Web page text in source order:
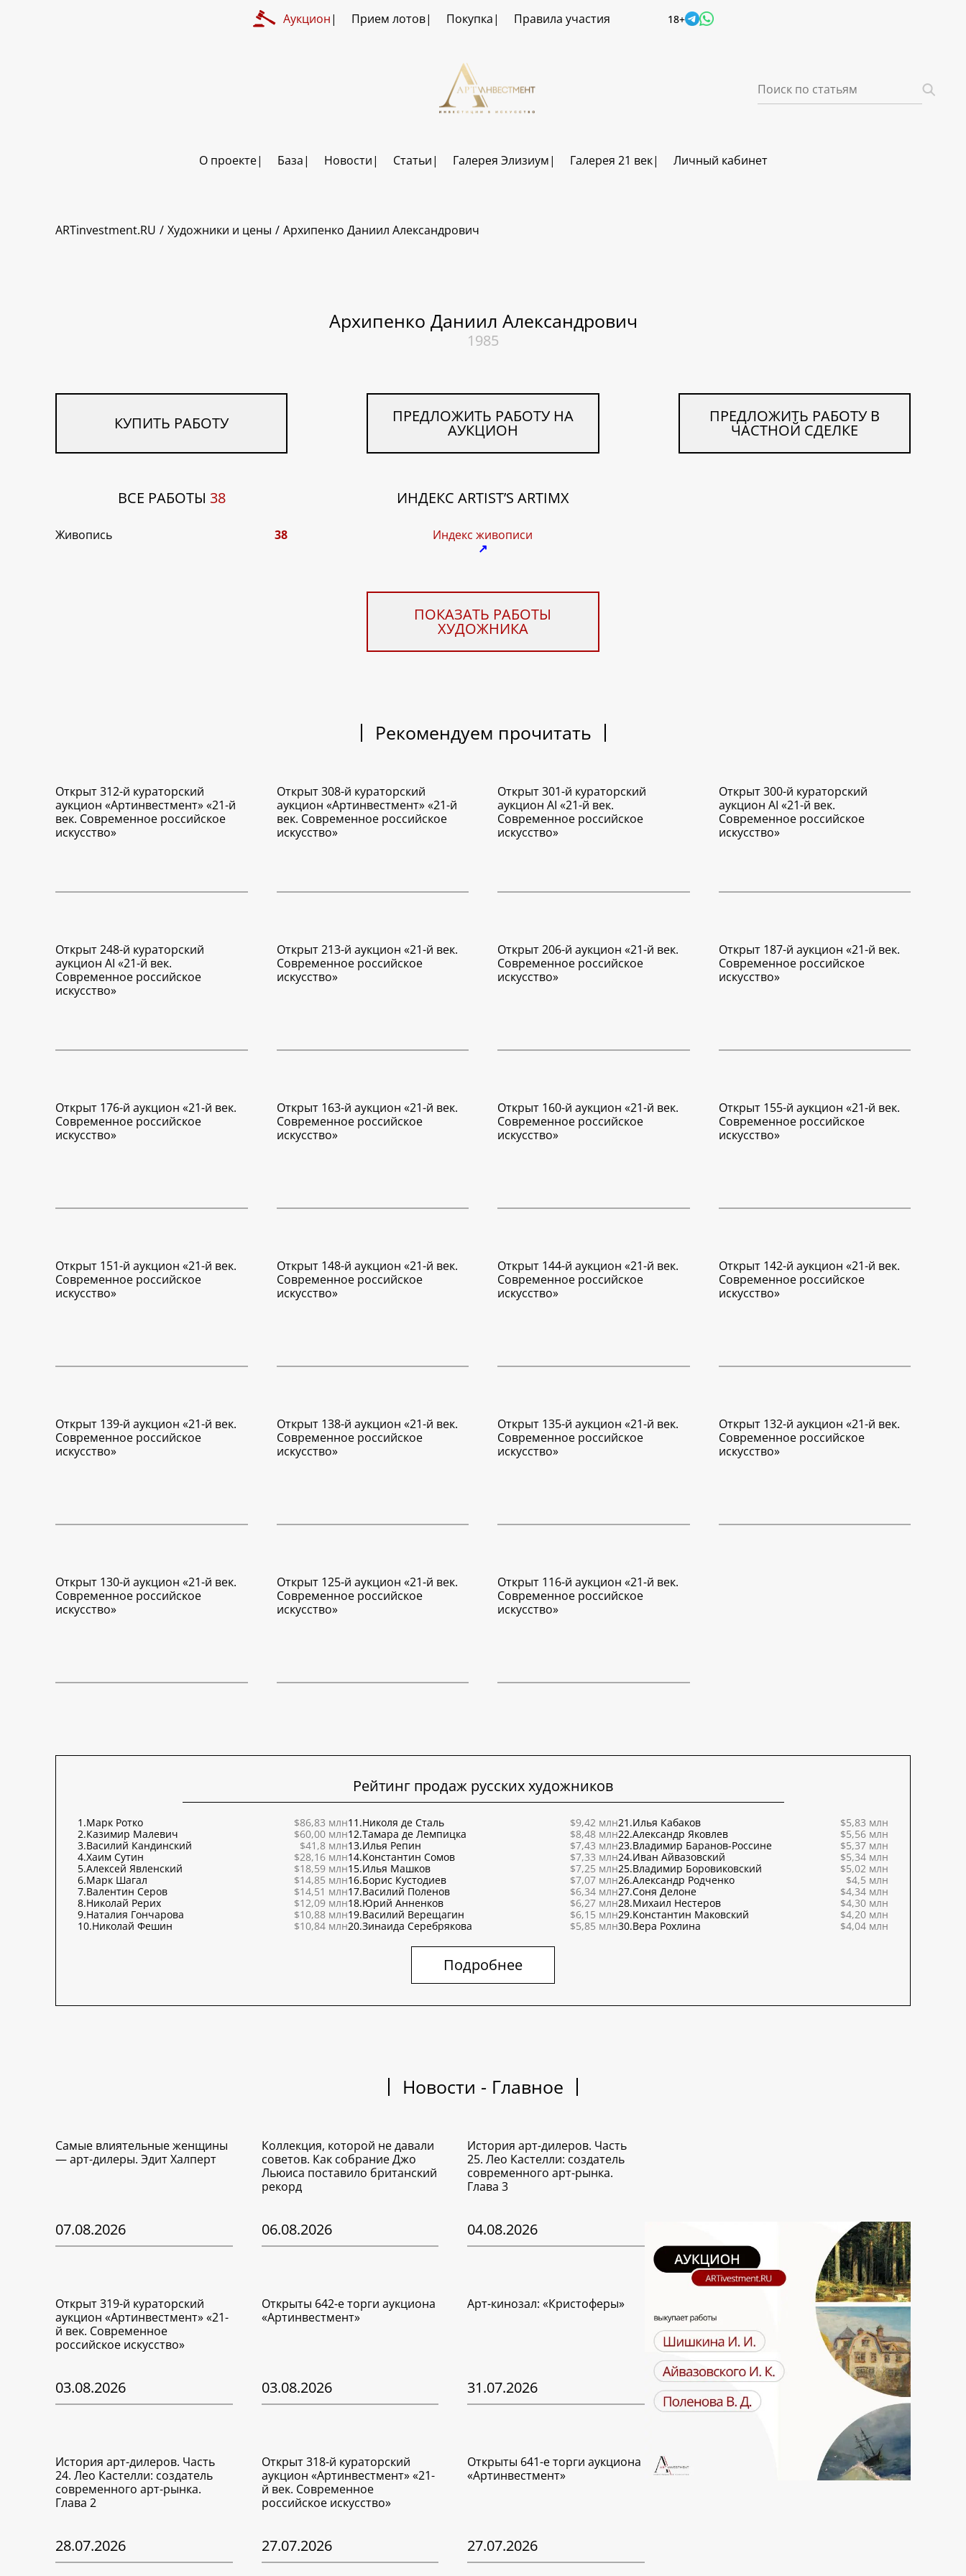
Аукцион Прием лотов Покупка Правила участия 18+
О проекте База Новости Статьи Галерея Элизиум Галерея 21 век Личный кабинет
ARTinvestment.RU Художники и цены Архипенко Даниил Александрович
Архипенко Даниил Александрович
1985
КУПИТЬ РАБОТУ ПРЕДЛОЖИТЬ РАБОТУ НА
АУКЦИОН
ПРЕДЛОЖИТЬ РАБОТУ В
ЧАСТНОЙ СДЕЛКЕ
ВСЕ РАБОТЫ 38
Живопись 38
ИНДЕКС ARTIST’S ARTIMX
Индекс живописи
↗
ПОКАЗАТЬ РАБОТЫ
ХУДОЖНИКА
Рекомендуем прочитать
Открыт 312-й кураторский
аукцион «Артинвестмент» «21-й
век. Современное российское
искусство»
Открыт 308-й кураторский
аукцион «Артинвестмент» «21-й
век. Современное российское
искусство»
Открыт 301-й кураторский
аукцион AI «21-й век.
Современное российское
искусство»
Открыт 300-й кураторский
аукцион AI «21-й век.
Современное российское
искусство»
Открыт 248-й кураторский
аукцион AI «21-й век.
Современное российское
искусство»
Открыт 213-й аукцион «21-й век.
Современное российское
искусство»
Открыт 206-й аукцион «21-й век.
Современное российское
искусство»
Открыт 187-й аукцион «21-й век.
Современное российское
искусство»
Открыт 176-й аукцион «21-й век.
Современное российское
искусство»
Открыт 163-й аукцион «21-й век.
Современное российское
искусство»
Открыт 160-й аукцион «21-й век.
Современное российское
искусство»
Открыт 155-й аукцион «21-й век.
Современное российское
искусство»
Открыт 151-й аукцион «21-й век.
Современное российское
искусство»
Открыт 148-й аукцион «21-й век.
Современное российское
искусство»
Открыт 144-й аукцион «21-й век.
Современное российское
искусство»
Открыт 142-й аукцион «21-й век.
Современное российское
искусство»
Открыт 139-й аукцион «21-й век.
Современное российское
искусство»
Открыт 138-й аукцион «21-й век.
Современное российское
искусство»
Открыт 135-й аукцион «21-й век.
Современное российское
искусство»
Открыт 132-й аукцион «21-й век.
Современное российское
искусство»
Открыт 130-й аукцион «21-й век.
Современное российское
искусство»
Открыт 125-й аукцион «21-й век.
Современное российское
искусство»
Открыт 116-й аукцион «21-й век.
Современное российское
искусство»
Рейтинг продаж русских художников
1.Марк Ротко
$86,83 млн
2.Казимир Малевич
$60,00 млн
3.Василий Кандинский
$41,8 млн
4.Хаим Сутин
$28,16 млн
5.Алексей Явленский
$18,59 млн
6.Марк Шагал
$14,85 млн
7.Валентин Серов
$14,51 млн
8.Николай Рерих
$12,09 млн
9.Наталия Гончарова
$10,88 млн
10.Николай Фешин $10,84 млн
11.Николя де Сталь
$9,42 млн
12.Тамара де Лемпицка
$8,48 млн
13.Илья Репин
$7,43 млн
14.Константин Сомов
$7,33 млн
15.Илья Машков
$7,25 млн
16.Борис Кустодиев
$7,07 млн
17.Василий Поленов
$6,34 млн
18.Юрий Анненков
$6,27 млн
19.Василий Верещагин
$6,15 млн
20.Зинаида Серебрякова $5,85 млн
21.Илья Кабаков
$5,83 млн
22.Александр Яковлев
$5,56 млн
23.Владимир Баранов-Россине
$5,37 млн
24.Иван Айвазовский
$5,34 млн
25.Владимир Боровиковский
$5,02 млн
26.Александр Родченко
$4,5 млн
27.Соня Делоне
$4,34 млн
28.Михаил Нестеров
$4,30 млн
29.Константин Маковский
$4,20 млн
30.Вера Рохлина $4,04 млн
Подробнее
Новости - Главное
Самые влиятельные женщины
— арт-дилеры. Эдит Халперт
07.08.2026
Коллекция, которой не давали
советов. Как собрание Джо
Льюиса поставило британский
рекорд
06.08.2026
История арт-дилеров. Часть
25. Лео Кастелли: создатель
современного арт-рынка.
Глава 3
04.08.2026
Открыт 319-й кураторский
аукцион «Артинвестмент» «21-
й век. Современное
российское искусство»
03.08.2026
Открыты 642-е торги аукциона
«Артинвестмент»
03.08.2026
Арт-кинозал: «Кристоферы»
31.07.2026
История арт-дилеров. Часть
24. Лео Кастелли: создатель
современного арт-рынка.
Глава 2
28.07.2026
Открыт 318-й кураторский
аукцион «Артинвестмент» «21-
й век. Современное
российское искусство»
27.07.2026
Открыты 641-е торги аукциона
«Артинвестмент»
27.07.2026